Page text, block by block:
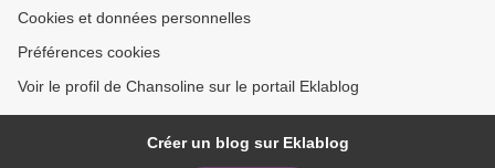
Cookies et données personnelles
Préférences cookies
Voir le profil de Chansoline sur le portail Eklablog
Créer un blog sur Eklablog